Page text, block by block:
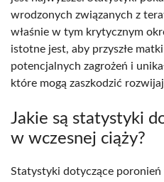
wrodzonych związanych z
właśnie w tym krytycznym
istotne jest, aby przyszłe
potencjalnych zagrożeń i
które mogą zaszkodzić
Jakie są statystyki
w wczesnej ciąży?
Statystyki dotyczące poronień